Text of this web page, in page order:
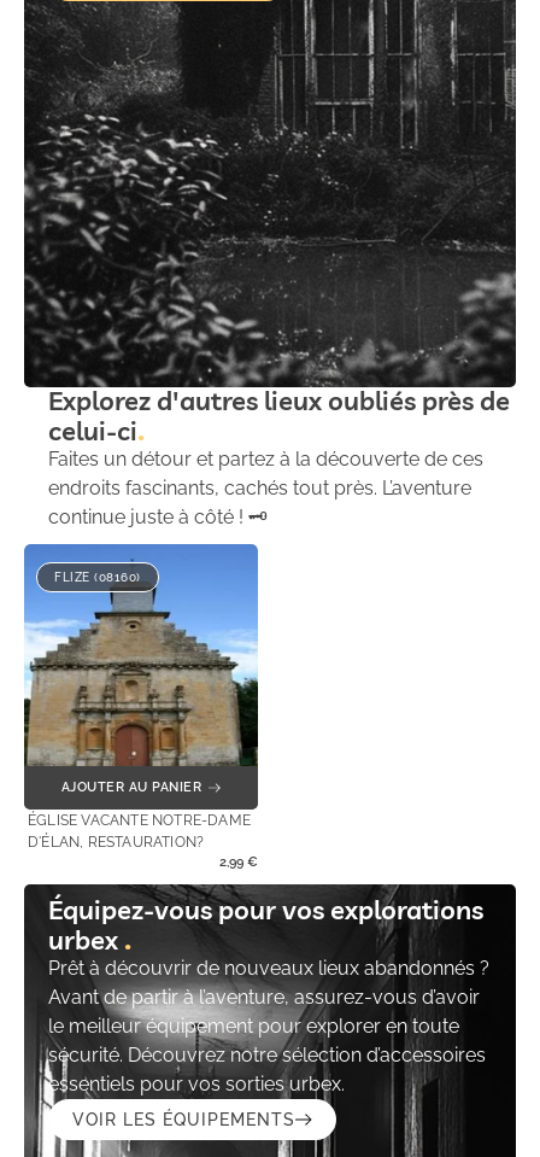
Explorez d'autres lieux oubliés près de
celui-ci
Faites un détour et partez à la découverte de ces
endroits fascinants, cachés tout près. L’aventure
continue juste à côté ! 🗝️
FLIZE (08160)
AJOUTER AU PANIER
ÉGLISE VACANTE NOTRE-DAME
D'ÉLAN, RESTAURATION?
2,99 €
Équipez-vous pour vos explorations
urbex
Prêt à découvrir de nouveaux lieux abandonnés ?
Avant de partir à l’aventure, assurez-vous d’avoir
le meilleur équipement pour explorer en toute
sécurité. Découvrez notre sélection d’accessoires
essentiels pour vos sorties urbex.
VOIR LES ÉQUIPEMENTS